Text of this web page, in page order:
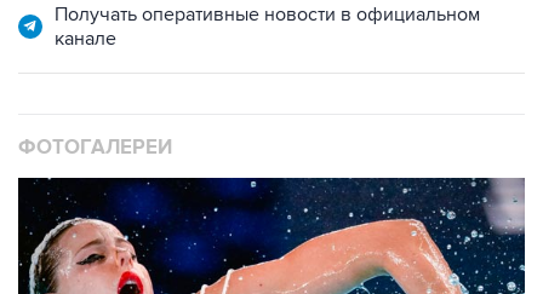
Получать оперативные новости в официальном
канале
ФОТОГАЛЕРЕИ